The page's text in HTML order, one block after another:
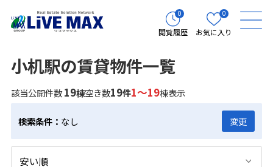
0
閲覧履歴
0
お気に入り
小机駅の賃貸物件一覧
該当公開件数19棟空き数19件1～19棟表示
検索条件： なし 変更